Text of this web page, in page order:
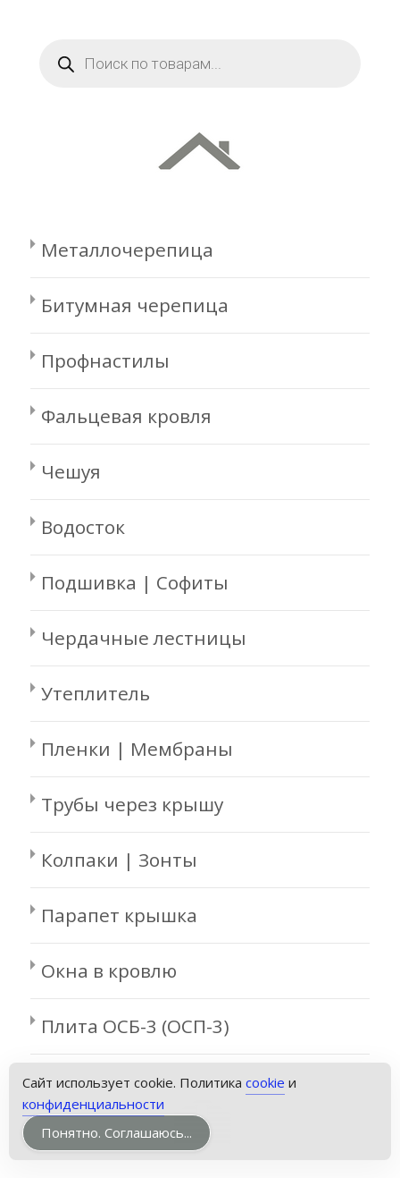
товаров
Металлочерепица
Битумная черепица
Профнастилы
Фальцевая кровля
Чешуя
Водосток
Подшивка | Софиты
Чердачные лестницы
Утеплитель
Пленки | Мембраны
Трубы через крышу
Колпаки | Зонты
Парапет крышка
Окна в кровлю
Плита ОСБ-3 (ОСП-3)
Сайт использует cookie. Политика cookie и
конфиденциальности
Понятно. Соглашаюсь...